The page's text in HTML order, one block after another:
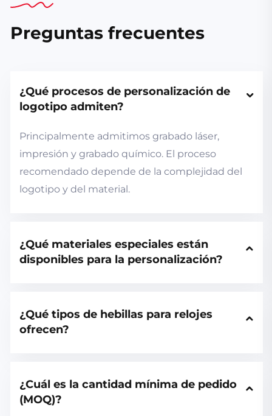
Preguntas frecuentes
¿Qué procesos de personalización de
logotipo admiten?
Principalmente admitimos grabado láser,
impresión y grabado químico. El proceso
recomendado depende de la complejidad del
logotipo y del material.
¿Qué materiales especiales están
disponibles para la personalización?
¿Qué tipos de hebillas para relojes
ofrecen?
¿Cuál es la cantidad mínima de pedido
(MOQ)?